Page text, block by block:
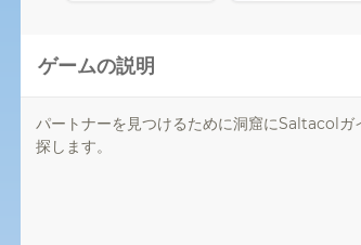
ゲームの説明
パートナーを見つけるために洞窟にSaltacol
探します。